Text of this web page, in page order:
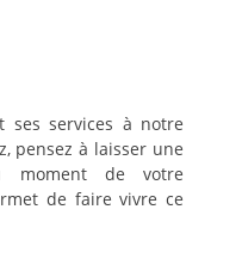
ses services à notre
pensez à laisser une
moment de votre
de faire vivre ce